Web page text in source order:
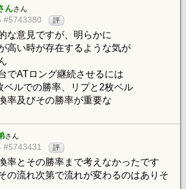
んさん
#5743380 評
な意見ですが、明らかに
高い時が存在するような気が
でATロング継続させるには
ベルでの勝率、リプと2枚ベル
率及びその勝率が重要な
さん
#5743431 評
率とその勝率まで考えなかったです
の流れ次第で流れが変わるのはありそ